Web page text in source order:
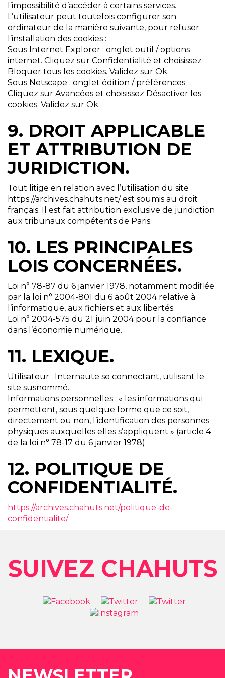
l’impossibilité d’accéder à certains services.
L’utilisateur peut toutefois configurer son
ordinateur de la manière suivante, pour refuser
l’installation des cookies :
Sous Internet Explorer : onglet outil / options
internet. Cliquez sur Confidentialité et choisissez
Bloquer tous les cookies. Validez sur Ok.
Sous Netscape : onglet édition / préférences.
Cliquez sur Avancées et choisissez Désactiver les
cookies. Validez sur Ok.
9. DROIT APPLICABLE
ET ATTRIBUTION DE
JURIDICTION.
Tout litige en relation avec l’utilisation du site
https://archives.chahuts.net/ est soumis au droit
français. Il est fait attribution exclusive de juridiction
aux tribunaux compétents de Paris.
10. LES PRINCIPALES
LOIS CONCERNÉES.
Loi n° 78-87 du 6 janvier 1978, notamment modifiée
par la loi n° 2004-801 du 6 août 2004 relative à
l’informatique, aux fichiers et aux libertés.
Loi n° 2004-575 du 21 juin 2004 pour la confiance
dans l’économie numérique.
11. LEXIQUE.
Utilisateur : Internaute se connectant, utilisant le
site susnommé.
Informations personnelles : « les informations qui
permettent, sous quelque forme que ce soit,
directement ou non, l’identification des personnes
physiques auxquelles elles s’appliquent » (article 4
de la loi n° 78-17 du 6 janvier 1978).
12. POLITIQUE DE
CONFIDENTIALITÉ.
https://archives.chahuts.net/politique-de-
confidentialite/
SUIVEZ CHAHUTS